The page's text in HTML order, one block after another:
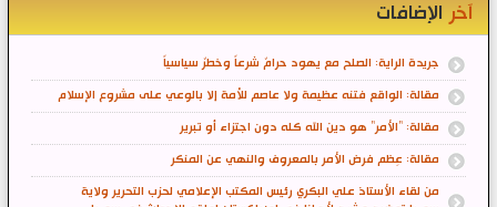
آخر الإضافات
جريدة الراية: الصلح مع يهود حرامٌ شرعاً وخطرٌ سياسياً
مقالة: الواقع فتنه عظيمة ولا عاصم للأمة إلا بالوعي على مشروع الإسلام
مقالة: "الأمر" هو دين الله كله دون اجتزاء أو تبرير
مقالة: عِظم فرض الأمر بالمعروف والنهي عن المنكر
من لقاء الأستاذ علي البكري رئيس المكتب الإعلامي لحزب التحرير ولاية